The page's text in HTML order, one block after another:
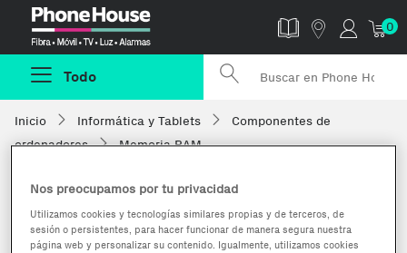
0
Todo
Inicio Informática y Tablets
Componentes de
ordenadores
Memoria RAM
Nos preocupamos por tu privacidad
Utilizamos cookies y tecnologías similares propias y de terceros, de
sesión o persistentes, para hacer funcionar de manera segura nuestra
página web y personalizar su contenido. Igualmente, utilizamos cookies